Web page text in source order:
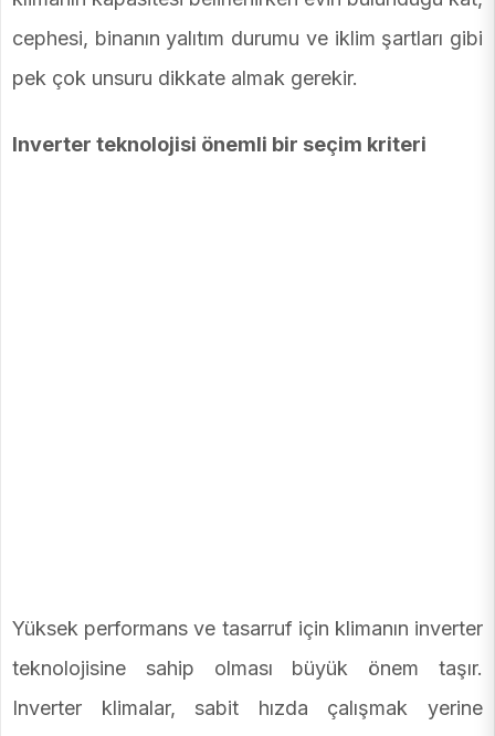
cephesi, binanın yalıtım durumu ve iklim şartları gibi
pek çok unsuru dikkate almak gerekir.
Inverter teknolojisi önemli bir seçim kriteri
Yüksek performans ve tasarruf için klimanın inverter
teknolojisine sahip olması büyük önem taşır.
Inverter klimalar, sabit hızda çalışmak yerine